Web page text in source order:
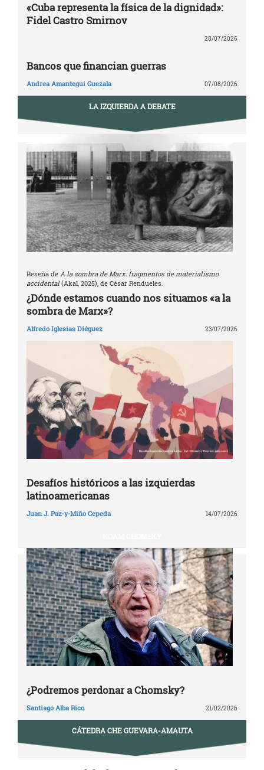
«Cuba representa la física de la dignidad»:
Fidel Castro Smirnov
28/07/2026
Bancos que financian guerras
Andrea Amantegui Guezala 07/08/2026
LA IZQUIERDA A DEBATE
Reseña de A la sombra de Marx: fragmentos de materialismo
accidental(Akal, 2025), de César Rendueles.
¿Dónde estamos cuando nos situamos «a la
sombra de Marx»?
Alfredo Iglesias Diéguez 23/07/2026
Desafíos históricos a las izquierdas
latinoamericanas
Juan J. Paz-y-Miño Cepeda 14/07/2026
¿Podremos perdonar a Chomsky?
Santiago Alba Rico 21/02/2026
CÁTEDRA CHE GUEVARA-AMAUTA